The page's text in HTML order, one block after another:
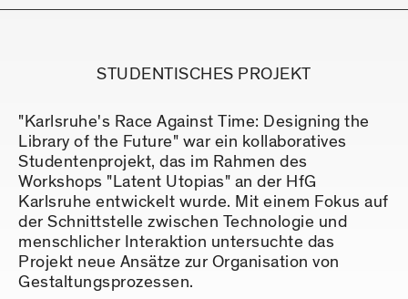
STUDENTISCHES PROJEKT
"Karlsruhe's Race Against Time: Designing the
Library of the Future" war ein kollaboratives
Studentenprojekt, das im Rahmen des
Workshops "Latent Utopias" an der HfG
Karlsruhe entwickelt wurde. Mit einem Fokus auf
der Schnittstelle zwischen Technologie und
menschlicher Interaktion untersuchte das
Projekt neue Ansätze zur Organisation von
Gestaltungsprozessen.